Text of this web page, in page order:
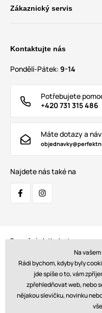
Zákaznický servis
Kontaktujte nás
Pondělí-Pátek: 9-14
Potřebujete
+420 731 315 486
Máte dotazy a
Najdete nás také na
Bezpečná platba kartou:
Doprava:
Na
Rádi bychom, kdyby byly
jde spíše o to, vám
zpřehledňovat web, nebo
nějakou slevičku, novinku